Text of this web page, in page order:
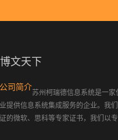
博文天下
弱电工程简介
综合布线 智能家居 程
报警 智能一卡通 背景音乐及公共广播